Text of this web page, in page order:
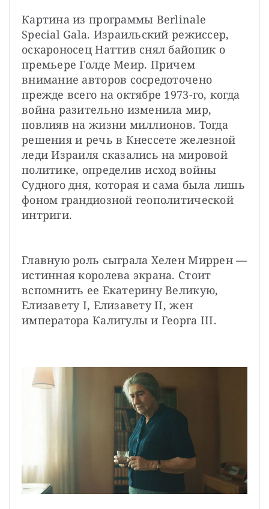
Картина из программы Berlinale
Special Gala. Израильский режиссер,
оскароносец Наттив снял байопик о
премьере Голде Меир. Причем
внимание авторов сосредоточено
прежде всего на октябре 1973-го, когда
война разительно изменила мир,
повлияв на жизни миллионов. Тогда
решения и речь в Кнессете железной
леди Израиля сказались на мировой
политике, определив исход войны
Судного дня, которая и сама была лишь
фоном грандиозной геополитической
интриги.
Главную роль сыграла Хелен Миррен —
истинная королева экрана. Стоит
вспомнить ее Екатерину Великую,
Елизавету I, Елизавету II, жен
императора Калигулы и Георга III.